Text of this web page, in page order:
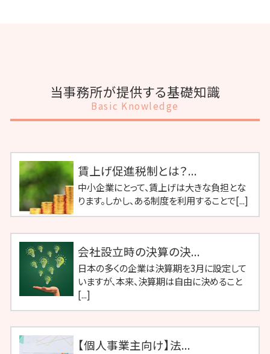
当事務所が提供する基礎知識
Basic Knowledge
賃上げ促進税制とは？...
中小企業にとって、賃上げは大きな負担とな
ります。しかし、ある制度を利用することで[...]
会社設立時の決算の決...
日本の多くの企業は決算期を3月に設定して
いますが、本来、決算期は自由に決めること
[...]
【個人事業主向け】法...